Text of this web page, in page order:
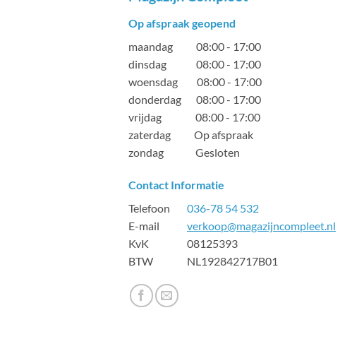
Op afspraak geopend
maandag 08:00 - 17:00
dinsdag 08:00 - 17:00
woensdag 08:00 - 17:00
donderdag 08:00 - 17:00
vrijdag 08:00 - 17:00
zaterdag Op afspraak
zondag Gesloten
Contact Informatie
Telefoon 036-78 54 532
E-mail verkoop@magazijncompleet.nl
KvK 08125393
BTW NL192842717B01